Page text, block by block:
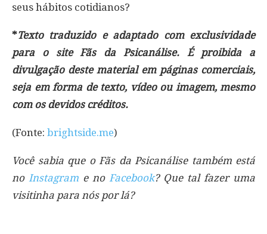
seus hábitos cotidianos?
*Texto traduzido e adaptado com exclusividade
para o site Fãs da Psicanálise. É proibida a
divulgação deste material em páginas comerciais,
seja em forma de texto, vídeo ou imagem, mesmo
com os devidos créditos.
(Fonte: brightside.me)
Você sabia que o Fãs da Psicanálise também está
no Instagrame no Facebook? Que tal fazer uma
visitinha para nós por lá?